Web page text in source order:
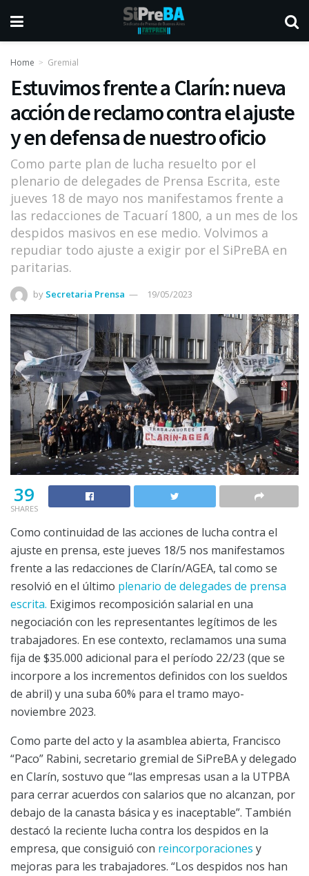
Home Gremial
Estuvimos frente a Clarín: nueva
acción de reclamo contra el ajuste
y en defensa de nuestro oficio
Como parte plan de lucha resuelto por el
plenario de delegades de Prensa Escrita, este
jueves 18 de mayo nos manifestamos frente a
las redacciones de Tacuarí 1800, a un mes de los
despidos masivos en ese medio. Volvimos a
repudiar todo ajuste a exigir por el SiPreBA en
paritarias.
by Secretaria Prensa 19/05/2023
39
SHARES
Como continuidad de las acciones de lucha contra el
ajuste en prensa, este jueves 18/5 nos manifestamos
frente a las redacciones de Clarín/AGEA, tal como se
resolvió en el último plenario de delegades de prensa
escrita. Exigimos recomposición salarial en una
negociación con les representantes legítimos de les
trabajadores. En ese contexto, reclamamos una suma
fija de $35.000 adicional para el período 22/23 (que se
incorpore a los incrementos definidos con los sueldos
de abril) y una suba 60% para el tramo mayo-
noviembre 2023.
Como parte del acto y la asamblea abierta, Francisco
“Paco” Rabini, secretario gremial de SiPreBA y delegado
en Clarín, sostuvo que “las empresas usan a la UTPBA
para cerrar acuerdos con salarios que no alcanzan, por
debajo de la canasta básica y es inaceptable”. También
destacó la reciente lucha contra los despidos en la
empresa, que consiguió con reincorporaciones y
mejoras para les trabajadores. “Los despidos nos han